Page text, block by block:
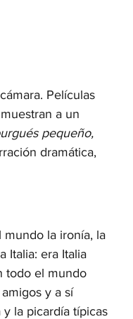
Películas
a un
pequeño,
dramática,
mundo la ironía, la
Italia: era Italia
todo el mundo
y a sí
la picardía típicas